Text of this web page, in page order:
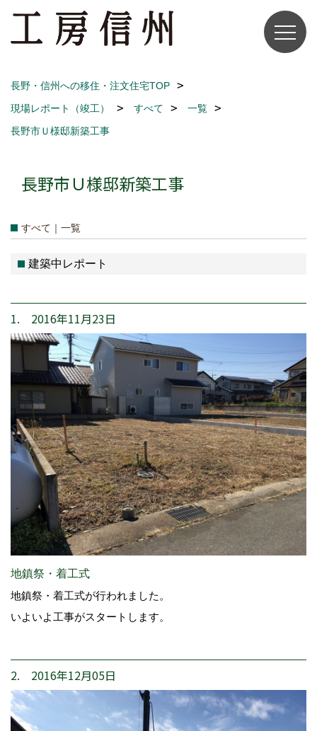
長野・信州への移住・注文住宅TOP
現場レポート（竣工）
すべて
一覧
長野市Ｕ様邸新築工事
長野市Ｕ様邸新築工事
すべて｜一覧
建築中レポート
1. 2016年11月23日
地鎮祭・着工式
地鎮祭・着工式が行われました。
いよいよ工事がスタートします。
2. 2016年12月05日